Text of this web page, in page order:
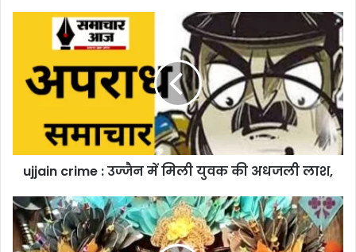
ujjain crime : उज्जैन में मिली युवक की अधजली लाश,